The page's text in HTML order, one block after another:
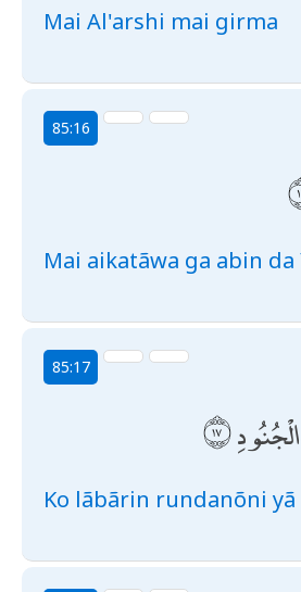
Mai Al'arshi mai girma
85:16
Mai aikatãwa ga abin da
85:17
Ko lãbãrin rundanõni yã